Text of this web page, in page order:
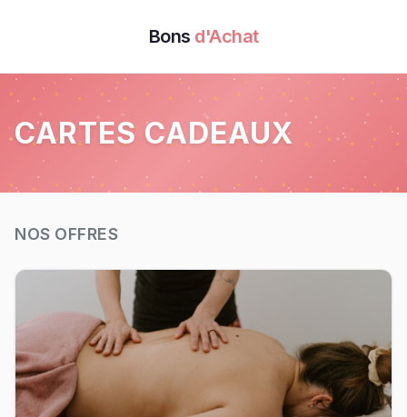
Bons d'Achat
CARTES CADEAUX
NOS OFFRES